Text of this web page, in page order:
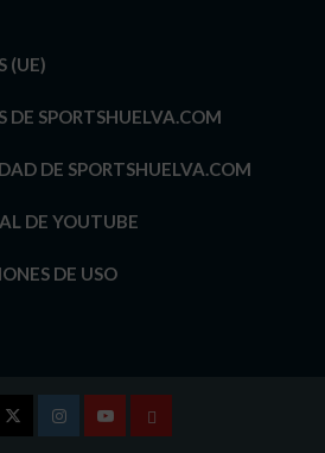
(UE)
DE SPORTSHUELVA.COM
DE SPORTSHUELVA.COM
DE YOUTUBE
DE USO
InstagramYoutubeTÉRMINOS